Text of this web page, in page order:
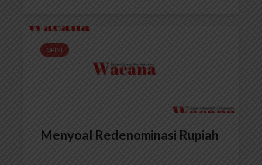
OPINI
Menyoal Redenominasi Rupiah